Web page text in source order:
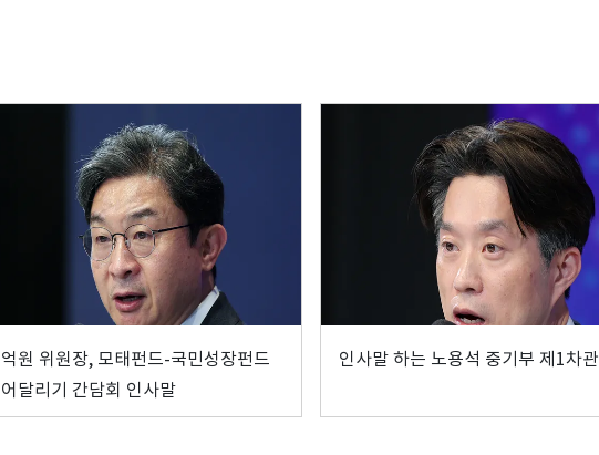
원 위원장, 모태펀드-국민성장펀드
달리기 간담회 인사말
인사말 하는 노용석 중기부 제1차관